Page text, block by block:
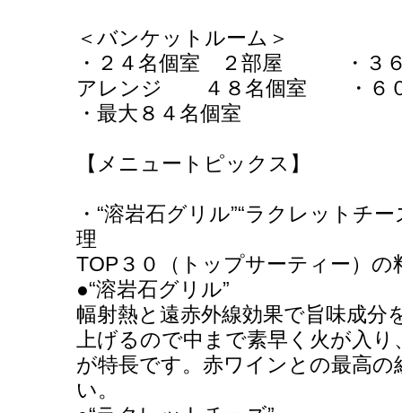
＜バンケットルーム＞
・２４名個室 ２部屋 ・３
アレンジ ４８名個室 ・
・最大８４名個室
【メニュートピックス】
・“溶岩石グリル”“ラクレットチ
理
TOP３０（トップサーティー）の
●“溶岩石グリル”
幅射熱と遠赤外線効果で旨味成分
上げるので中まで素早く火が入
が特長です。赤ワインとの最高
い。